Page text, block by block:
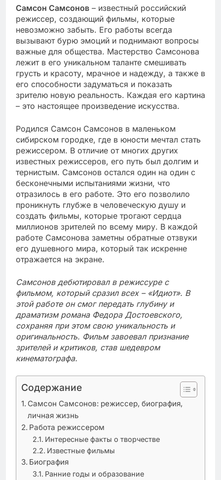
Самсон Самсонов – известный российский
режиссер, создающий фильмы, которые
невозможно забыть. Его работы всегда
вызывают бурю эмоций и поднимают вопросы
важные для общества. Мастерство Самсонова
лежит в его уникальном таланте смешивать
грусть и красоту, мрачное и надежду, а также в
его способности задуматься и показать
зрителю новую реальность. Каждая его картина
– это настоящее произведение искусства.
Родился Самсон Самсонов в маленьком
сибирском городке, где в юности мечтал стать
режиссером. В отличие от многих других
известных режиссеров, его путь был долгим и
тернистым. Самсонов остался один на один с
бесконечными испытаниями жизни, что
отразилось в его работе. Это его позволило
проникнуть глубже в человеческую душу и
создать фильмы, которые трогают сердца
миллионов зрителей по всему миру. В каждой
работе Самсонова заметны обратные отзвуки
его душевного мира, который так искренне
отражается на экране.
Самсонов дебютировал в режиссуре с
фильмом, который сразил всех – «Идиот». В
этой работе он смог передать глубину и
драматизм романа Федора Достоевского,
сохраняя при этом свою уникальность и
оригинальность. Фильм завоевал признание
зрителей и критиков, став шедевром
кинематографа.
Содержание
Самсон Самсонов: режиссер, биография,
личная жизнь
Работа режиссером
Интересные факты о творчестве
Известные фильмы
Биография
Ранние годы и образование